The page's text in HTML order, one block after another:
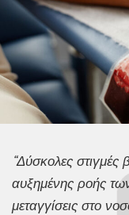
“Δύσκολες στιγμές
αυξημένης ροής
μεταγγίσεις στο